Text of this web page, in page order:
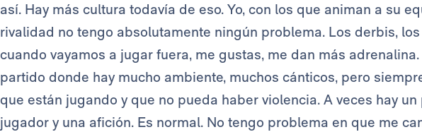
así. Hay más cultura todavía de eso. Yo, con los que animan a su
rivalidad no tengo absolutamente ningún problema. Los derbis,
cuando vayamos a jugar fuera, me gustas, me dan más
partido donde hay mucho ambiente, muchos cánticos, pero
que están jugando y que no pueda haber violencia. A veces hay
jugador y una afición. Es normal. No tengo problema en que me